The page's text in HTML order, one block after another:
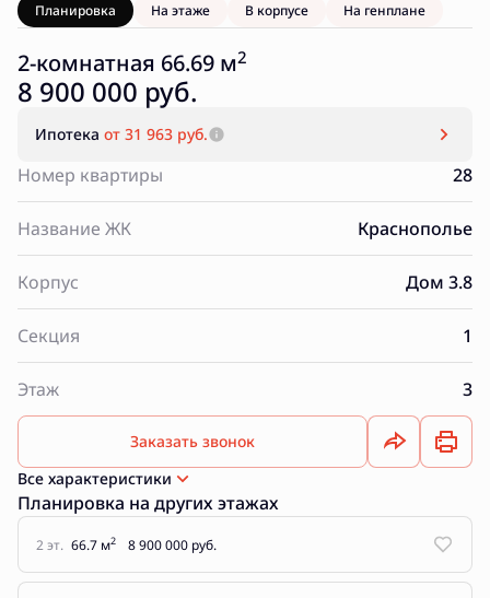
Планировка На этаже В корпусе На генплане
2-комнатная 66.69 м2
8 900 000 руб.
Ипотека от 31 963 руб.
Номер квартиры 28
Название ЖК Краснополье
Корпус Дом 3.8
Секция 1
Этаж 3
Заказать звонок
Все характеристики
Планировка на других этажах
2 эт. 66.7 м2 8 900 000 руб.